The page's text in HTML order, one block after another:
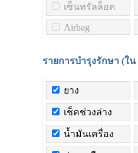
เซ็นทรัลล็อค
Airbag
รายการบำรุงรักษา (ใน
ยาง
เช็คช่วงล่าง
น้ำมันเครื่อง